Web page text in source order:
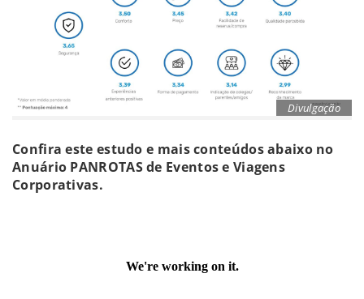
Divulgação
Confira este estudo e mais conteúdos abaixo no
Anuário PANROTAS de Eventos e Viagens
Corporativas.